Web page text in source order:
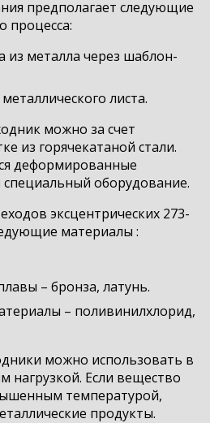
предполагает следующие
процесса:
из металла через шаблон-
листа.
можно за счет
из горячекатаной стали.
деформированные
специальный оборудование.
эксцентрических 273-
материалы :
– бронза, латунь.
– поливинилхлорид,
можно использовать в
нагрузкой. Если вещество
температурой,
продукты.